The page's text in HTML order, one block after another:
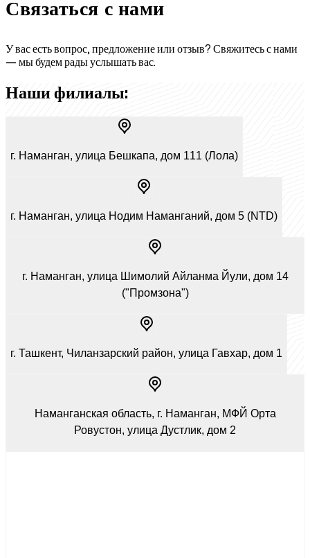
Связаться с нами
У вас есть вопрос, предложение или отзыв? Свяжитесь с нами
— мы будем рады услышать вас.
Наши филиалы:
г. Наманган, улица Бешкапа, дом 111 (Лола)
г. Наманган, улица Нодим Намангaний, дом 5 (NTD)
г. Наманган, улица Шимолий Айланма Йули, дом 14
("Промзона")
г. Ташкент, Чиланзарский район, улица Гавхар, дом 1
Наманганская область, г. Наманган, МФЙ Орта
Ровустон, улица Дустлик, дом 2